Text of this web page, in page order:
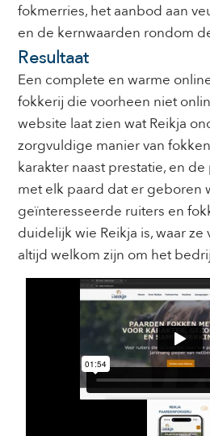
fokmerries, het aanbod aan
en de kernwaarden rondom
Resultaat
Een complete en warme
fokkerij die voorheen niet
website laat zien wat Reikja
zorgvuldige manier van
karakter naast prestatie, en
met elk paard dat er geboren
geïnteresseerde ruiters en
duidelijk wie Reikja is, waar ze
altijd welkom zijn om het